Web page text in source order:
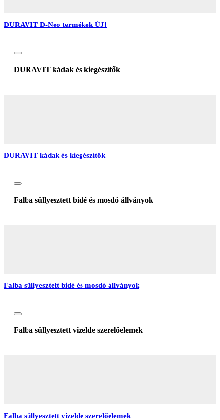
DURAVIT D-Neo termékek ÚJ!
DURAVIT kádak és kiegészítők
DURAVIT kádak és kiegészítők
Falba süllyesztett bidé és mosdó állványok
Falba süllyesztett bidé és mosdó állványok
Falba süllyesztett vizelde szerelőelemek
Falba süllyesztett vizelde szerelőelemek